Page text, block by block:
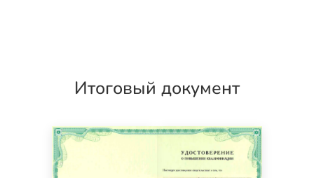
Итоговый документ